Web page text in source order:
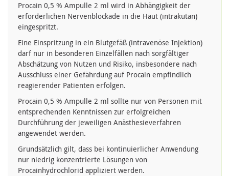
Procain 0,5 % Ampulle 2 ml wird in Abhängigkeit der
erforderlichen Nervenblockade in die Haut (intrakutan)
eingespritzt.
Eine Einspritzung in ein Blutgefäß (intravenöse Injektion)
darf nur in besonderen Einzelfällen nach sorgfältiger
Abschätzung von Nutzen und Risiko, insbesondere nach
Ausschluss einer Gefährdung auf Procain empfindlich
reagierender Patienten erfolgen.
Procain 0,5 % Ampulle 2 ml sollte nur von Personen mit
entsprechenden Kenntnissen zur erfolgreichen
Durchführung der jeweiligen Anästhesieverfahren
angewendet werden.
Grundsätzlich gilt, dass bei kontinuierlicher Anwendung
nur niedrig konzentrierte Lösungen von
Procainhydrochlorid appliziert werden.